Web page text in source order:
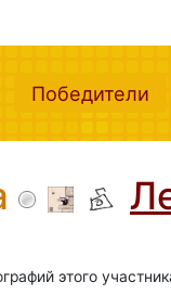
Победители
этого